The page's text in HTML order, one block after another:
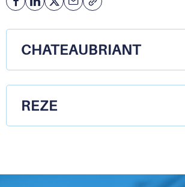
Facebook
Partager
Linkedin
Partager
X
Courriel
Copier
de
page
le
CHATEAUBRIANT
REZE